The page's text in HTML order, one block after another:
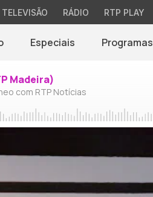
TELEVISÃO RÁDIO RTP PLAY
Especiais Programas
Madeira)
com RTP Notícias